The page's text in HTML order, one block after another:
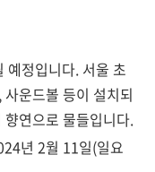
예정입니다. 서울 초
운드볼 등이 설치되
연으로 물들입니다.
년 2월 11일(일요